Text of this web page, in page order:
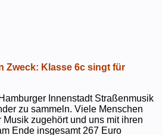
Zweck: Klasse 6c singt für
Innenstadt Straßenmusik
zu sammeln. Viele Menschen
zugehört und uns mit ihren
Ende insgesamt 267 Euro